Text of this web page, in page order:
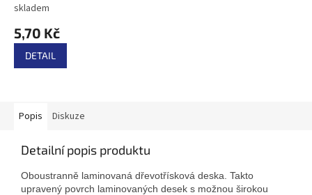
skladem
5,70 Kč
DETAIL
Popis Diskuze
Detailní popis produktu
Oboustranně laminovaná dřevotřísková deska. Takto
upravený povrch laminovaných desek s možnou širokou